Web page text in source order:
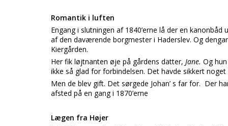
Romantik i luften
Engang i slutningen af 1840’erne lå der en
af den daværende borgmester i Haderslev. Og
Kiergården.
Her fik løjtnanten øje på gårdens datter, Jane. Og
ikke så glad for forbindelsen. Det havde sikkert
Men de blev gift. Det sørgede Johan’ s far for. Der
afsted på en gang i 1870’erne
Lægen fra Højer